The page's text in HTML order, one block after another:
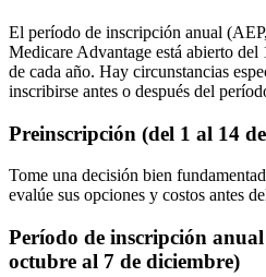
El período de inscripción anual
Medicare Advantage está abierto
de cada año. Hay circunstancias
inscribirse antes o después del
Preinscripción (del 1 al 14
Tome una decisión bien
evalúe sus opciones y costos antes
Período de inscripción
octubre al 7 de diciembre)